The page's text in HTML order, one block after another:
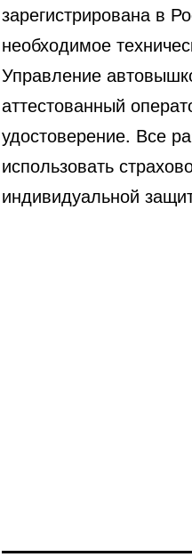
зарегистрирована в
необходимое
Управление
аттестованный
удостоверение. Все
использовать
индивидуальной